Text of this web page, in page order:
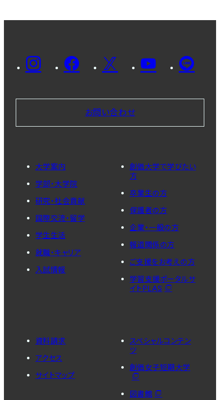
お問い合わせ
大学案内
学部・大学院
研究・社会貢献
国際交流・留学
学生生活
就職・キャリア
入試情報
創価大学で学びたい
方
卒業生の方
保護者の方
企業・一般の方
報道関係の方
ご支援をお考えの方
学習支援ポータルサ
イトPLAS
資料請求
アクセス
サイトマップ
スペシャルコンテン
ツ
創価女子短期大学
図書館